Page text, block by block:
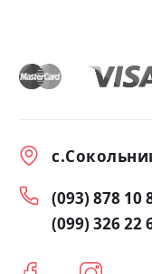
(093) 878 10
(099) 326 22